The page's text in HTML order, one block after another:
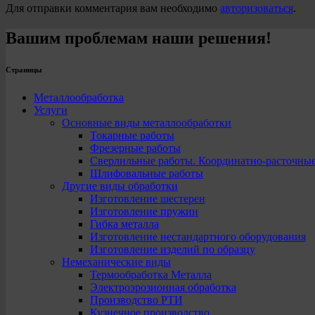
Для отправки комментария вам необходимо авторизоваться.
Вашим проблемам наши решения!
Страницы
Металлообработка
Услуги
Основные виды металлообработки
Токарные работы
Фрезерные работы
Сверлильные работы. Координатно-
Шлифовальные работы
Другие виды обработки
Изготовление шестерен
Изготовление пружин
Гибка металла
Изготовление нестандартного оборудования
Изготовление изделий по образцу
Немеханические виды
Термообработка Металла
Электроэрозионная обработка
Производство РТИ
Кузнечное производство